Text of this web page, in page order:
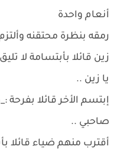
أنعام واحدة
رمقه بنظرة محتقنه
زين قائلا بأبتسامة لا
يا زين ..
إبتسم الأخر قائلا بفرحة
صاحبي ..
أقترب منهم ضياء قائلا